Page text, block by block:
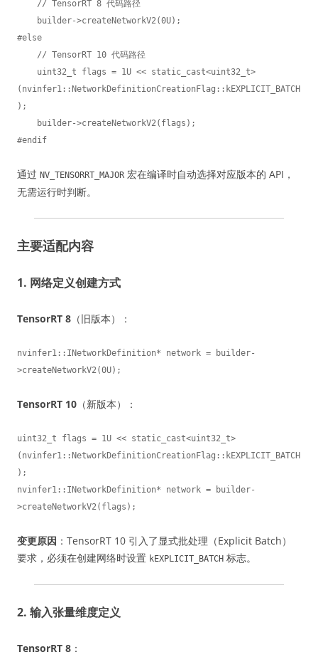
#else
(nvinfer1::NetworkDefinitionCreationFlag::kEXPLICIT_BATCH
);
#endif
通过 NV_TENSORRT_MAJOR 宏在编译时自动选择对应版本的 API，
无需运行时判断。
主要适配内容
1. 网络定义创建方式
TensorRT 8 （旧版本）：
nvinfer1::INetworkDefinition* network = builder-
>createNetworkV2(0U);
TensorRT 10 （新版本）：
uint32_t flags = 1U << static_cast<uint32_t>
(nvinfer1::NetworkDefinitionCreationFlag::kEXPLICIT_BATCH
);
nvinfer1::INetworkDefinition* network = builder-
>createNetworkV2(flags);
变更原因 ：TensorRT 10 引入了显式批处理（Explicit Batch）
要求，必须在创建网络时设置 kEXPLICIT_BATCH 标志。
2. 输入张量维度定义
TensorRT 8 ：